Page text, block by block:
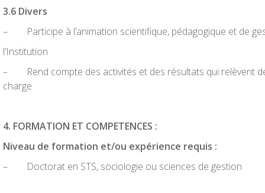
3.6 Divers
– Participe à l’animation scientifique, pédagogique et de
l’Institution
– Rend compte des activités et des résultats qui relèvent
charge
4. FORMATION ET COMPETENCES :
Niveau de formation et/ou expérience requis :
– Doctorat en STS, sociologie ou sciences de gestion